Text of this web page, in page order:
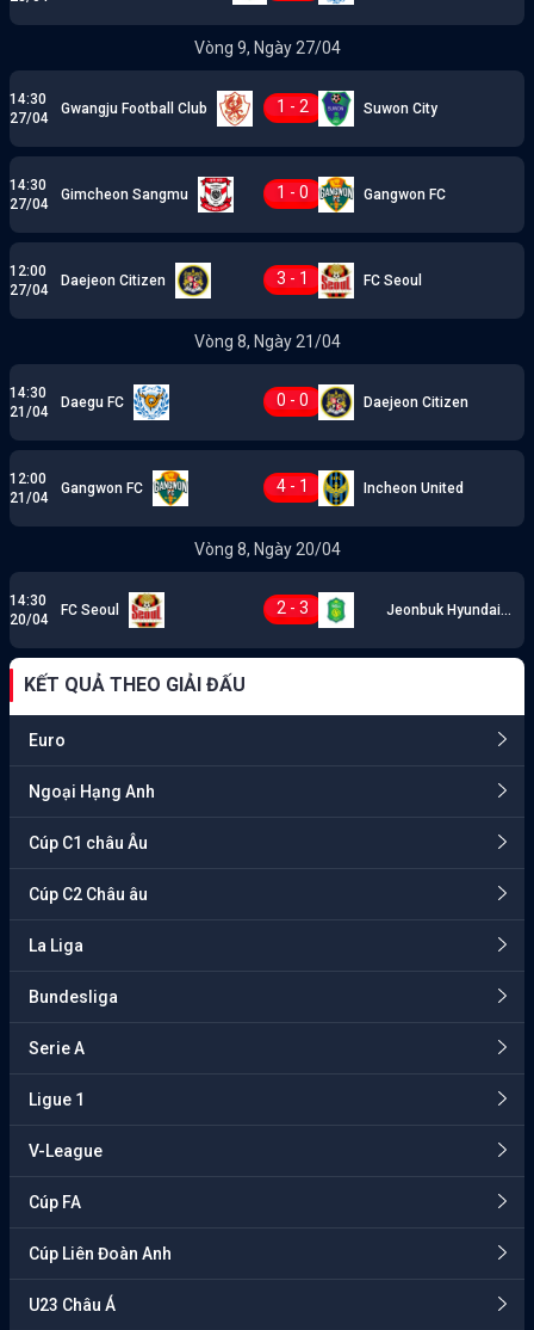
Vòng 9, Ngày 27/04
14:30
27/04
Gwangju Football Club 1 - 2 Suwon City
14:30
27/04
Gimcheon Sangmu 1 - 0 Gangwon FC
12:00
27/04
Daejeon Citizen 3 - 1 FC Seoul
Vòng 8, Ngày 21/04
14:30
21/04
Daegu FC 0 - 0 Daejeon Citizen
12:00
21/04
Gangwon FC 4 - 1 Incheon United
Vòng 8, Ngày 20/04
14:30
20/04
FC Seoul 2 - 3
Jeonbuk Hyundai
KẾT QUẢ THEO GIẢI ĐẤU
Euro
Ngoại Hạng Anh
Cúp C1 châu Âu
Cúp C2 Châu âu
La Liga
Bundesliga
Serie A
Ligue 1
V-League
Cúp FA
Cúp Liên Đoàn Anh
U23 Châu Á